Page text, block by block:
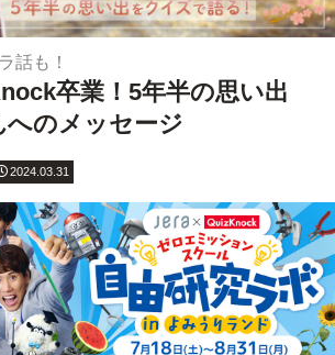
話も！
卒業！5年半の思い出
へのメッセージ
2024.03.31